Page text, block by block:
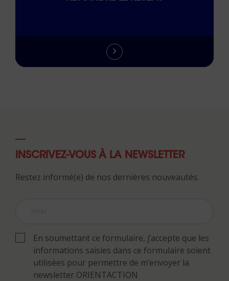
INSCRIVEZ-VOUS À LA NEWSLETTER
Restez informé(e) de nos dernières nouveautés.
En soumettant ce formulaire, j’accepte que les
informations saisies dans ce formulaire soient
utilisées pour permettre de m’envoyer la
newsletter ORIENTACTION